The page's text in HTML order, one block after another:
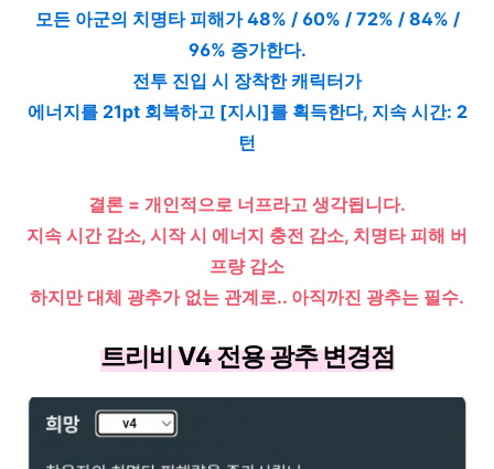
모든 아군의 치명타 피해가 48% / 60% / 72% / 84% /
96% 증가한다.
전투 진입 시 장착한 캐릭터가
에너지를 21pt 회복하고 [지시]를 획득한다, 지속 시간: 2
턴
결론 = 개인적으로 너프라고 생각됩니다.
지속 시간 감소, 시작 시 에너지 충전 감소, 치명타 피해 버
프량 감소
하지만 대체 광추가 없는 관계로.. 아직까진 광추는 필수.
트리비 V4 전용 광추 변경점